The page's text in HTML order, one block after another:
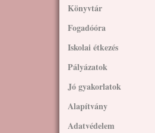
Könyvtár
Fogadóóra
Iskolai étkezés
Pályázatok
Jó gyakorlatok
Alapítvány
Adatvédelem